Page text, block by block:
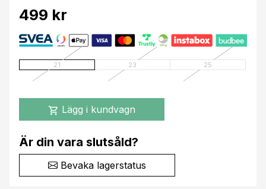
499 kr
21 23 25
shopping_cart Lägg i kundvagn
Är din vara slutsåld?
Bevaka lagerstatus